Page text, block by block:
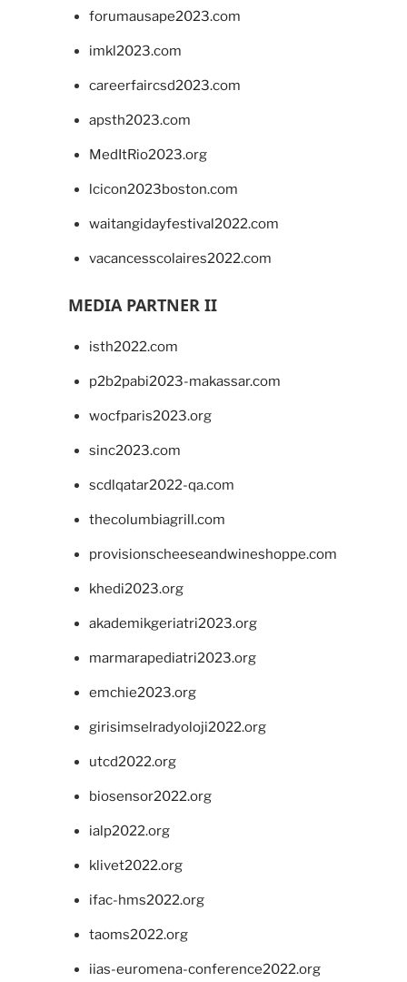
forumausape2023.com
imkl2023.com
careerfaircsd2023.com
apsth2023.com
MedItRio2023.org
lcicon2023boston.com
waitangidayfestival2022.com
vacancesscolaires2022.com
MEDIA PARTNER II
isth2022.com
p2b2pabi2023-makassar.com
wocfparis2023.org
sinc2023.com
scdlqatar2022-qa.com
thecolumbiagrill.com
provisionscheeseandwineshoppe.com
khedi2023.org
akademikgeriatri2023.org
marmarapediatri2023.org
emchie2023.org
girisimselradyoloji2022.org
utcd2022.org
biosensor2022.org
ialp2022.org
klivet2022.org
ifac-hms2022.org
taoms2022.org
iias-euromena-conference2022.org